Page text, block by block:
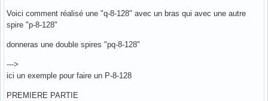
Voici comment réalisé une "q-8-128" avec un bras qui avec une autre
spire "p-8-128"
donneras une double spires "pq-8-128"
--->
ici un exemple pour faire un P-8-128
PREMIERE PARTIE